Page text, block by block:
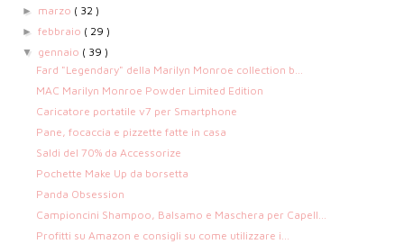
► marzo ( 32 )
►febbraio ( 29 )
▼ gennaio ( 39 )
Fard "Legendary" della Marilyn Monroe collection b...
MAC Marilyn Monroe Powder Limited Edition
Caricatore portatile v7 per Smartphone
Pane, focaccia e pizzette fatte in casa
Saldi del 70% da Accessorize
Pochette Make Up da borsetta
Panda Obsession
Campioncini Shampoo, Balsamo e Maschera per Capell...
Profitti su Amazon e consigli su come utilizzare i...